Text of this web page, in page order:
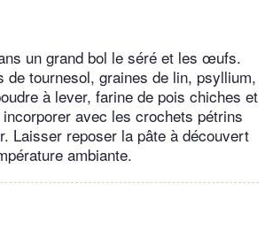
un grand bol le séré et les œufs.
de tournesol, graines de lin, psyllium,
à lever, farine de pois chiches et
avec les crochets pétrins
Laisser reposer la pâte à découvert
ambiante.